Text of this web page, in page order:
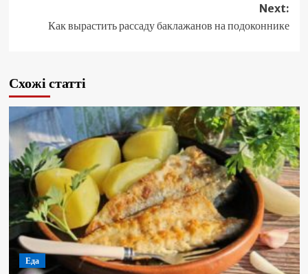
Next:
Как вырастить рассаду баклажанов на подоконнике
Схожі статті
Еда